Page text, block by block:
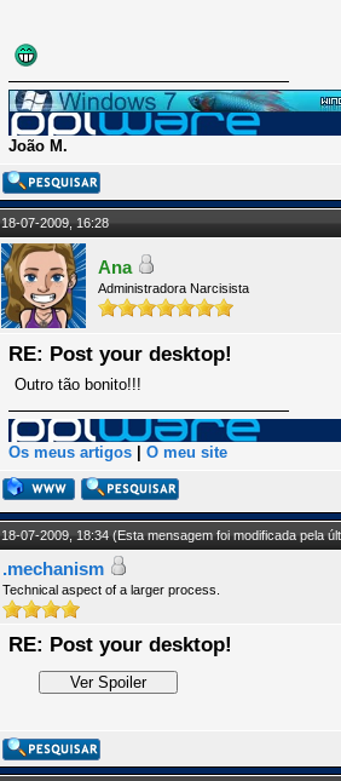
João M.
18-07-2009, 16:28
Ana
Administradora Narcisista
RE: Post your desktop!
Outro tão bonito!!!
Os meus artigos O meu site
18-07-2009, 18:34(Esta mensagem foi modificada pela
.mechanism
Technical aspect of a larger process.
RE: Post your desktop!